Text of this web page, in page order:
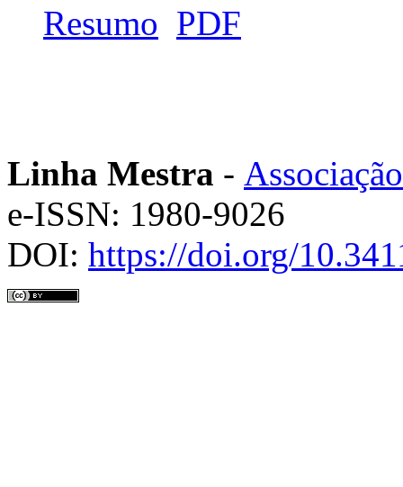
Resumo PDF
Linha Mestra -
e-ISSN: 1980-9026
DOI: https://doi.org/